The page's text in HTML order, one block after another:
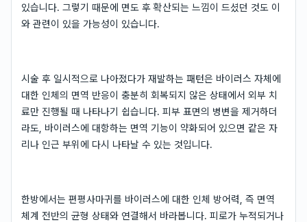
있습니다. 그렇기 때문에 면도 후 확산되는 느낌이 드셨던 것도 이
와 관련이 있을 가능성이 있습니다.
시술 후 일시적으로 나아졌다가 재발하는 패턴은 바이러스 자체에
대한 인체의 면역 반응이 충분히 회복되지 않은 상태에서 외부 치
료만 진행될 때 나타나기 쉽습니다. 피부 표면의 병변을 제거하더
라도, 바이러스에 대항하는 면역 기능이 약화되어 있으면 같은 자
리나 인근 부위에 다시 나타날 수 있는 것입니다.
한방에서는 편평사마귀를 바이러스에 대한 인체 방어력, 즉 면역
체계 전반의 균형 상태와 연결해서 바라봅니다. 피로가 누적되거나